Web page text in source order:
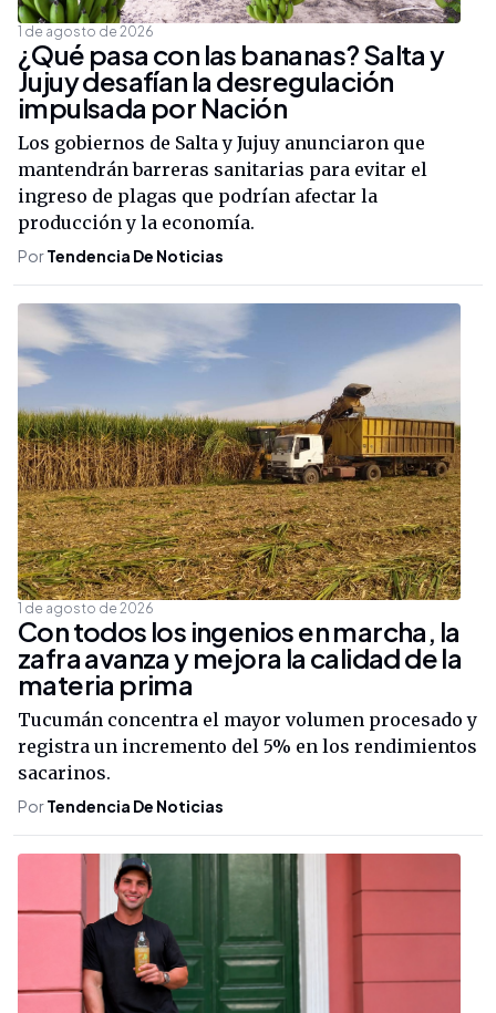
1 de agosto de 2026
¿Qué pasa con las bananas? Salta y
Jujuy desafían la desregulación
impulsada por Nación
Los gobiernos de Salta y Jujuy anunciaron que
mantendrán barreras sanitarias para evitar el
ingreso de plagas que podrían afectar la
producción y la economía.
PorTendencia De Noticias
1 de agosto de 2026
Con todos los ingenios en marcha, la
zafra avanza y mejora la calidad de la
materia prima
Tucumán concentra el mayor volumen procesado y
registra un incremento del 5% en los rendimientos
sacarinos.
PorTendencia De Noticias